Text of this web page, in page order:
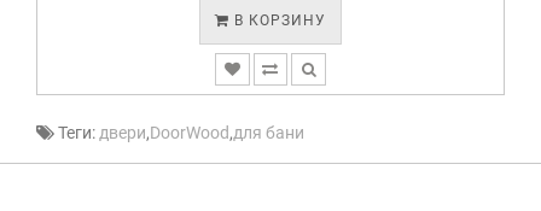
В КОРЗИНУ
Теги:двери,DoorWood,для бани